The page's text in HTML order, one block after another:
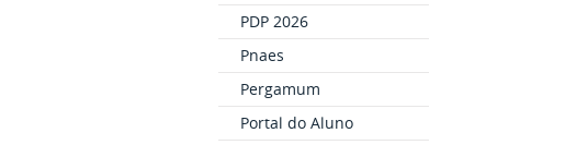
PDP 2026
Pnaes
Pergamum
Portal do Aluno